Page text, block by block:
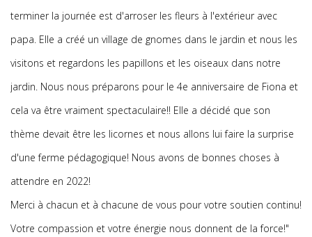
terminer la journée est d'arroser les fleurs à l'extérieur avec
papa. Elle a créé un village de gnomes dans le jardin et nous les
visitons et regardons les papillons et les oiseaux dans notre
jardin. Nous nous préparons pour le 4e anniversaire de Fiona et
cela va être vraiment spectaculaire!! Elle a décidé que son
thème devait être les licornes et nous allons lui faire la surprise
d'une ferme pédagogique! Nous avons de bonnes choses à
attendre en 2022!
Merci à chacun et à chacune de vous pour votre soutien continu!
Votre compassion et votre énergie nous donnent de la force!"